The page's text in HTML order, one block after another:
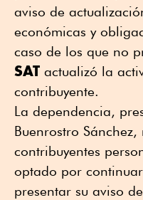
aviso de
económicas y
caso de los que no
SAT actualizó la
contribuyente.
La dependencia,
Buenrostro
contribuyentes
optado por
presentar su aviso